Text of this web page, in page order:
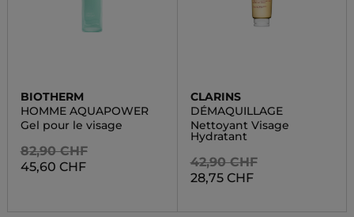
BIOTHERM
HOMME AQUAPOWER
Gel pour le visage
82,90 CHF
45,60 CHF
CLARINS
DÉMAQUILLAGE
Nettoyant Visage
Hydratant
42,90 CHF
28,75 CHF